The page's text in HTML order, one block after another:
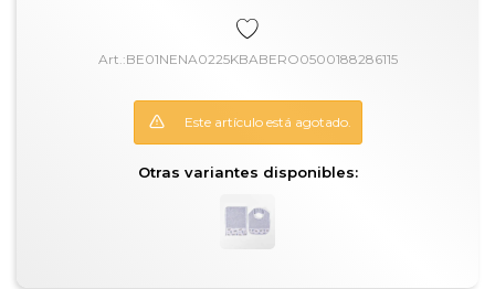
BE01NENA0225KBABERO0500188286115
Este artículo está agotado.
Otras variantes disponibles: